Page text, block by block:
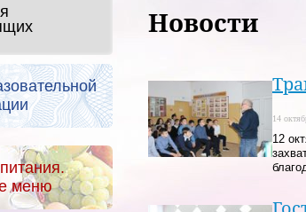
меню
Новости
14
12